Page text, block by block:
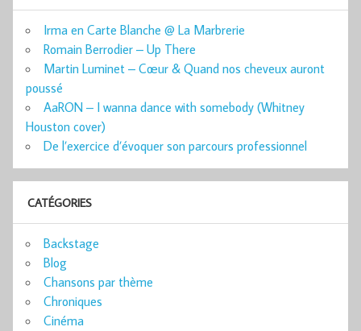
Irma en Carte Blanche @ La Marbrerie
Romain Berrodier – Up There
Martin Luminet – Cœur & Quand nos cheveux auront
poussé
AaRON – I wanna dance with somebody (Whitney
Houston cover)
De l’exercice d’évoquer son parcours professionnel
CATÉGORIES
Backstage
Blog
Chansons par thème
Chroniques
Cinéma